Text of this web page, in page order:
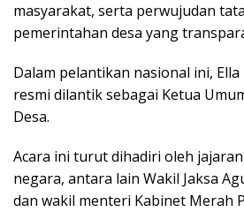
masyarakat, serta perwujudan
pemerintahan desa yang
Dalam pelantikan nasional ini,
resmi dilantik sebagai Ketua
Desa.
Acara ini turut dihadiri oleh
negara, antara lain Wakil Jaksa
dan wakil menteri Kabinet Merah